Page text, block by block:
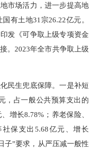
市场活力，进一步提高地
有土地31宗26.22亿元。
发《可争取上级专项资金
。2023年全市共争取上级
生兜底保障。一是补短
，占一般公共预算支出的
增长8.78%；养老保险、
保支出5.68亿元、增长
子”要求，从严压减一般性